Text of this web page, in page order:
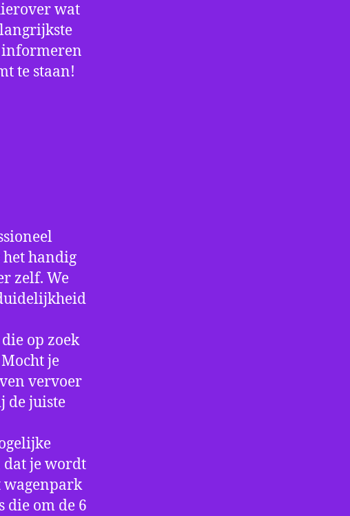
wat
informeren
te staan!
handig
zelf. We
op zoek
je
vervoer
de juiste
dat je wordt
wagenpark
die om de 6